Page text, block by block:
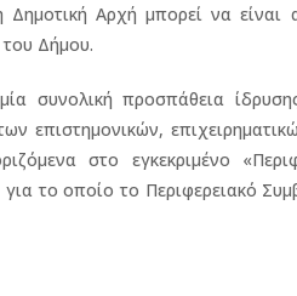
Αρχή μπορεί να είναι
του Δήμου.
συνολική προσπάθεια
επιστημονικών,
στο εγκεκριμένο
το οποίο το Περιφερειακό